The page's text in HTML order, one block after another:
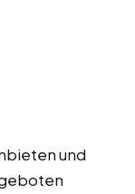
und